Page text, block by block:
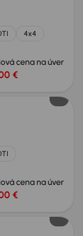
4x4
cena na úver
€
cena na úver
€